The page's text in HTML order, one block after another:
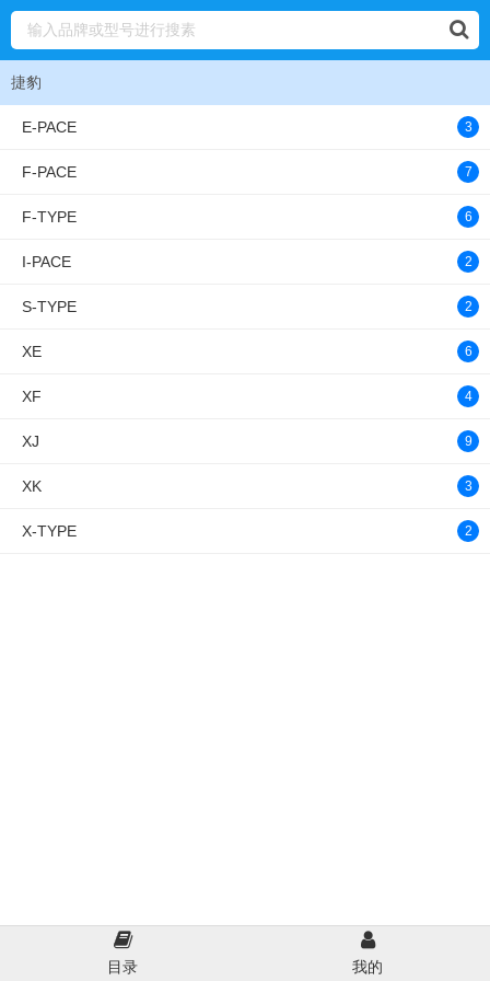
捷豹
E-PACE 3
F-PACE 7
F-TYPE 6
I-PACE 2
S-TYPE 2
XE 6
XF 4
XJ 9
XK 3
X-TYPE 2
目录 我的